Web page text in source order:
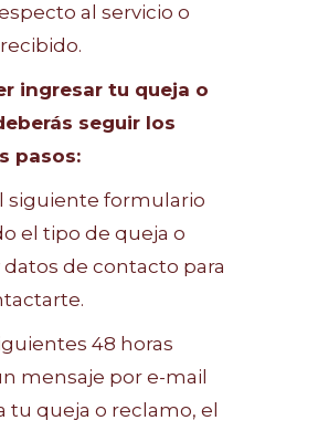
al servicio o
ingresar tu queja o
seguir los
pasos:
siguiente formulario
el tipo de queja o
de contacto para
48 horas
mensaje por e-mail
tu queja o reclamo, el